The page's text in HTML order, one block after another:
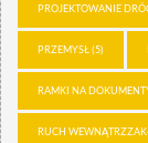
PROJEKTOWANIE
PRZEMYSŁ (5)
RAMKI NA
RUCH